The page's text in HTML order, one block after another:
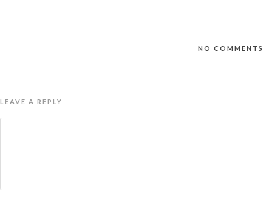
NO COMMENTS
LEAVE A REPLY